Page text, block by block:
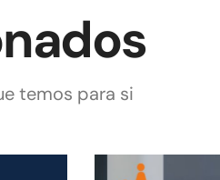
temos para si